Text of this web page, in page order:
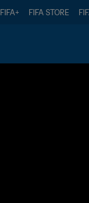
FIFA+ FIFA STORE